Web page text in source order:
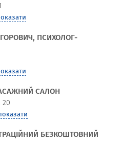
ПСИХОЛОГ-
САЛОН
20
БЕЗКОШТОВНИЙ